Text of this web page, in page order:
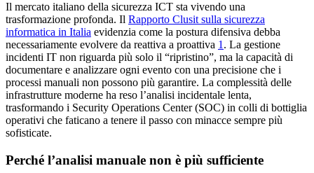
Il mercato italiano della sicurezza ICT sta vivendo una
trasformazione profonda. Il Rapporto Clusit sulla sicurezza
informatica in Italia evidenzia come la postura difensiva debba
necessariamente evolvere da reattiva a proattiva 1. La gestione
incidenti IT non riguarda più solo il “ripristino”, ma la capacità di
documentare e analizzare ogni evento con una precisione che i
processi manuali non possono più garantire. La complessità delle
infrastrutture moderne ha reso l’analisi incidentale lenta,
trasformando i Security Operations Center (SOC) in colli di bottiglia
operativi che faticano a tenere il passo con minacce sempre più
sofisticate.
Perché l’analisi manuale non è più sufficiente